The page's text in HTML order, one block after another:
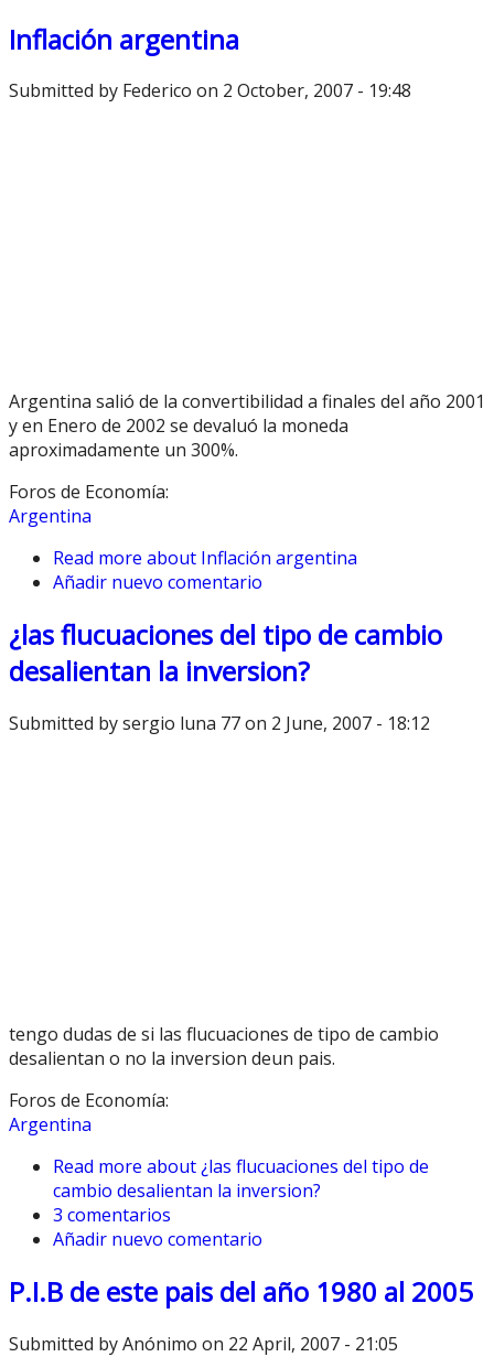
Inflación argentina
Submitted by Federico on 2 October, 2007 - 19:48
Argentina salió de la convertibilidad a finales del año 2001
y en Enero de 2002 se devaluó la moneda
aproximadamente un 300%.
Foros de Economía:
Argentina
Read more about Inflación argentina
Añadir nuevo comentario
¿las flucuaciones del tipo de cambio
desalientan la inversion?
Submitted bysergio luna 77on 2 June, 2007 - 18:12
tengo dudas de si las flucuaciones de tipo de cambio
desalientan o no la inversion deun pais.
Foros de Economía:
Argentina
Read more about ¿las flucuaciones del tipo de
cambio desalientan la inversion?
3 comentarios
Añadir nuevo comentario
P.I.B de este pais del año 1980 al 2005
Submitted byAnónimo on 22 April, 2007 - 21:05